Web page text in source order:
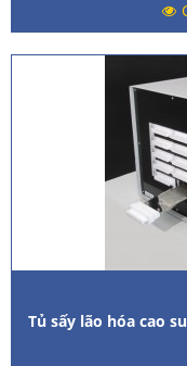
Tủ sấy lão hóa cao